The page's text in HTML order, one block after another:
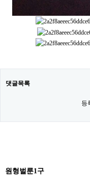
댓글목록
등
원형벌룬1구